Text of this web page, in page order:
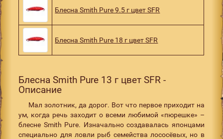
Блесна Smith Pure 9.5 г цвет SFR
Блесна Smith Pure 18 г цвет SFR
Блесна Smith Pure 13 г цвет SFR -
Описание
Мал золотник, да дорог. Вот что первое приходит на
ум, когда речь заходит о всеми любимой «пюрешке» –
блесне Smith Pure. Изначально создавалась японцами
специально для ловли рыб семейства лососёвых, но в